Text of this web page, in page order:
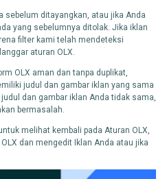
sebelum ditayangkan, atau jika Anda
yang sebelumnya ditolak. Jika iklan
filter kami telah mendeteksi
aturan OLX.
OLX aman dan tanpa duplikat,
judul dan gambar iklan yang sama
dan gambar iklan Anda tidak sama,
bermasalah.
melihat kembali pada Aturan OLX,
dan mengedit Iklan Anda atau jika